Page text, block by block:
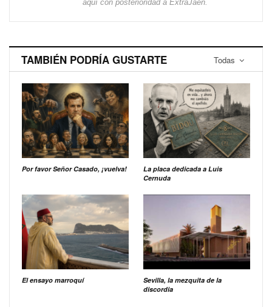
aquí con posterioridad a ExtraJaén.
Todas
TAMBIÉN PODRÍA GUSTARTE
Por favor Señor Casado, ¡vuelva!
La placa dedicada a Luis
Cernuda
El ensayo marroquí
Sevilla, la mezquita de la
discordia